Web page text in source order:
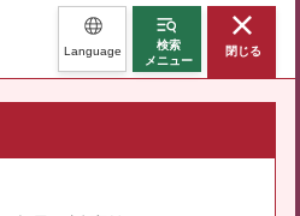
Language
検索
メニュー
閉じる